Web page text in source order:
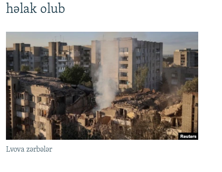
həlak olub
Lvova zərbələr